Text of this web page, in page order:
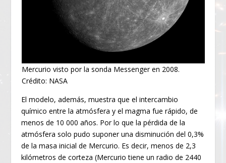
Mercurio visto por la sonda Messenger en 2008.
Crédito: NASA
El modelo, además, muestra que el intercambio
químico entre la atmósfera y el magma fue rápido, de
menos de 10 000 años. Por lo que la pérdida de la
atmósfera solo pudo suponer una disminución del 0,3%
de la masa inicial de Mercurio. Es decir, menos de 2,3
kilómetros de corteza (Mercurio tiene un radio de 2440